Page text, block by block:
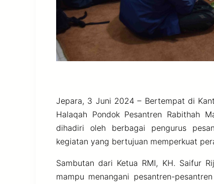
Jepara, 3 Juni 2024 – Bertempat di
Halaqah Pondok Pesantren Rabithah
dihadiri oleh berbagai pengurus
kegiatan yang bertujuan memperkuat
Sambutan dari Ketua RMI, KH. Saifur
mampu menangani pesantren-